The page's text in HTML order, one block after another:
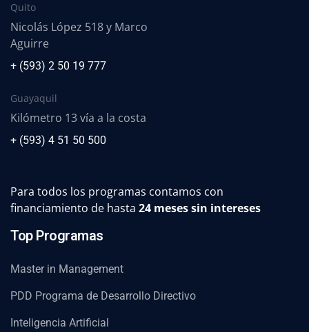
Quito
Nicolás López 518 y Marco
Aguirre
+ (593) 2 50 19 777
Guayaquil
Kilómetro 13 vía a la costa
+ (593) 4 51 50 500
Para todos los programas contamos con
financiamiento de hasta 24 meses sin intereses
Top Programas
Master in Management
PDD Programa de Desarrollo Directivo
Inteligencia Artificial